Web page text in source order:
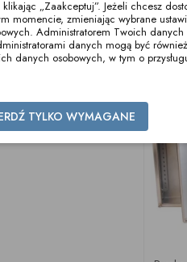
„Zaakceptuj”. Jeżeli chcesz
momencie, zmieniając wybrane
Administratorem Twoich danych
danych mogą być
danych osobowych, w tym o
TYLKO WYMAGANE